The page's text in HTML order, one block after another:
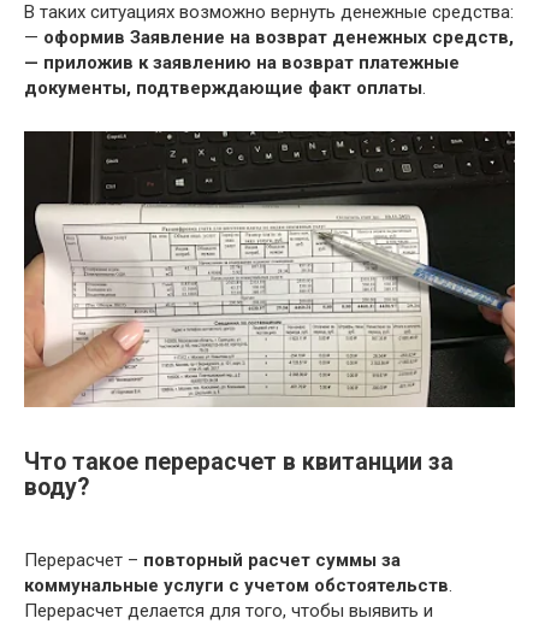
В таких ситуациях возможно вернуть денежные средства:
— оформив Заявление на возврат денежных средств,
— приложив к заявлению на возврат платежные
документы, подтверждающие факт оплаты.
Что такое перерасчет в квитанции за
воду?
Перерасчет – повторный расчет суммы за
коммунальные услуги с учетом обстоятельств.
Перерасчет делается для того, чтобы выявить и